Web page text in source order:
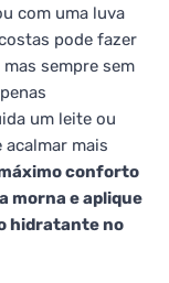
com uma luva
pode fazer
sempre sem
um leite ou
mais
conforto
morna e aplique
hidratante no